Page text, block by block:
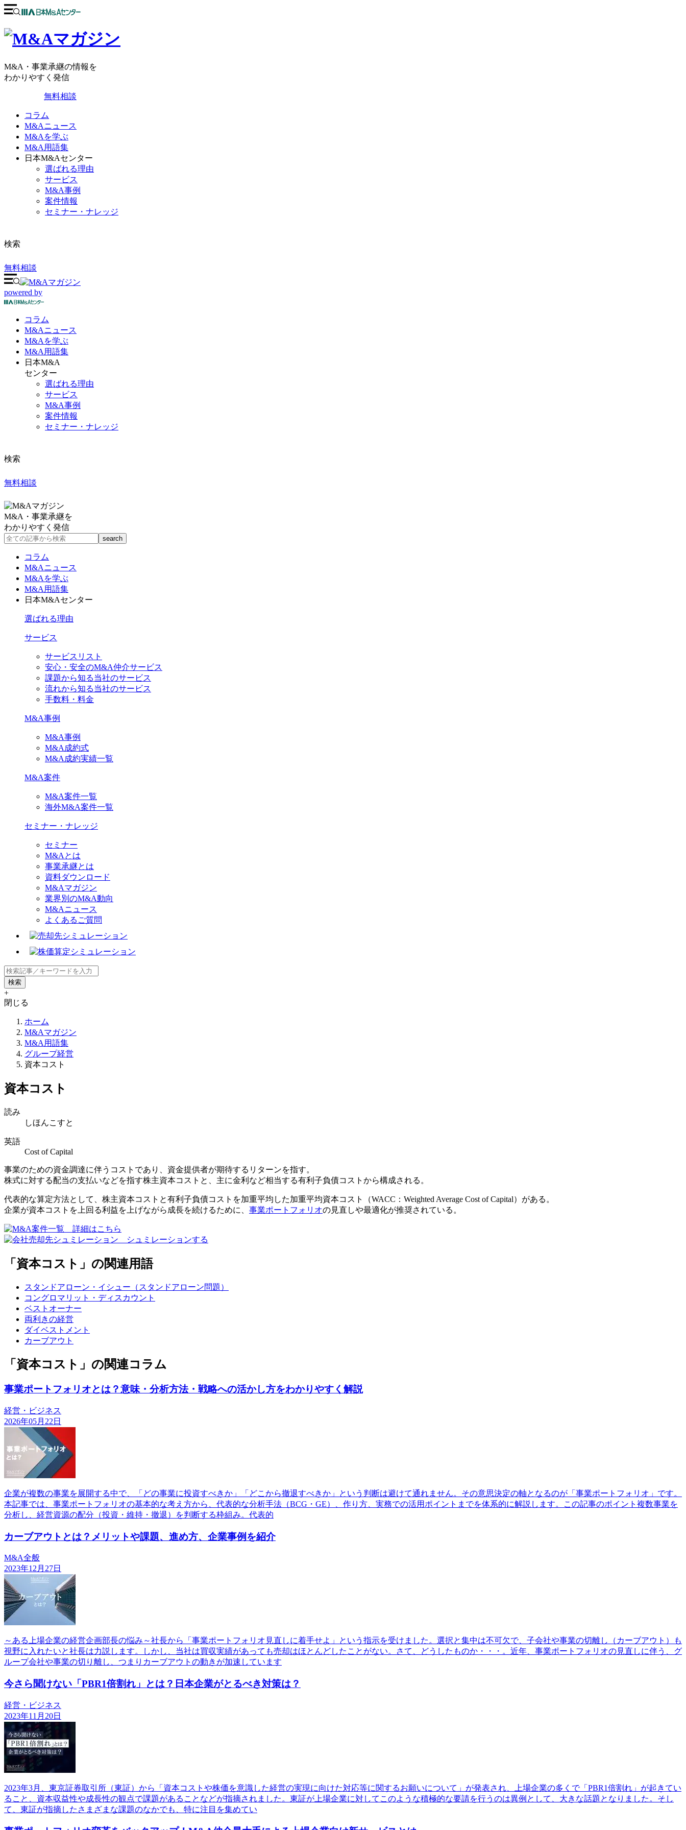
M&A・事業承継の情報を
わかりやすく発信
無料相談
コラム
M&Aニュース
M&Aを学ぶ
M&A用語集
日本M&Aセンター
選ばれる理由
サービス
M&A事例
案件情報
セミナー・ナレッジ
検索
無料相談
powered by
コラム
M&Aニュース
M&Aを学ぶ
M&A 用語集
日本M&A
センター
選ばれる理由
サービス
M&A事例
案件情報
セミナー・ナレッジ
検索
無料相談
M&A・事業承継を
わかりやすく発信
コラム
M&Aニュース
M&Aを学ぶ
M&A用語集
日本M&Aセンター
選ばれる理由
サービス
サービスリスト
安心・安全のM&A仲介サービス
課題から知る当社のサービス
流れから知る当社のサービス
手数料・料金
M&A事例
M&A事例
M&A成約式
M&A成約実績一覧
M&A案件
M&A案件一覧
海外M&A案件一覧
セミナー・ナレッジ
セミナー
M&Aとは
事業承継とは
資料ダウンロード
M&Aマガジン
業界別のM&A動向
M&Aニュース
よくあるご質問
+
閉じる
ホーム
M&Aマガジン
M&A用語集
グループ経営
資本コスト
資本コスト
読み
しほんこすと
英語
Cost of Capital
事業のための資金調達に伴うコストであり、資金提供者が期待するリターンを指す。
株式に対する配当の支払いなどを指す株主資本コストと、主に金利など相当する有利子負債コストから構成される。
代表的な算定方法として、株主資本コストと有利子負債コストを加重平均した加重平均資本コスト（WACC：Weighted Average Cost of Capital）がある。
企業が資本コストを上回る利益を上げながら成長を続けるために、 事業ポートフォリオの見直しや最適化が推奨されている。
「資本コスト」の関連用語
スタンドアローン・イシュー（スタンドアローン問題）
コングロマリット・ディスカウント
ベストオーナー
両利きの経営
ダイベストメント
カーブアウト
「資本コスト」の関連コラム
事業ポートフォリオとは？意味・分析方法・戦略への活かし方をわかりやすく解説
経営・ビジネス
2026年05月22日
企業が複数の事業を展開する中で、「どの事業に投資すべきか」「どこから撤退すべきか」という判断は避けて通れません。その意思決定の軸となるのが「事業ポートフォリオ」です。
本記事では、事業ポートフォリオの基本的な考え方から、代表的な分析手法（BCG・GE）、作り方、実務での活用ポイントまでを体系的に解説します。この記事のポイント複数事業を
分析し、経営資源の配分（投資・維持・撤退）を判断する枠組み。代表的
カーブアウトとは？メリットや課題、進め方、企業事例を紹介
M&A全般
2023年12月27日
～ある上場企業の経営企画部長の悩み～社長から「事業ポートフォリオ見直しに着手せよ」という指示を受けました。選択と集中は不可欠で、子会社や事業の切離し（カーブアウト）も
視野に入れたいと社長は力説します。しかし、当社は買収実績があっても売却はほとんどしたことがない。さて、どうしたものか・・・。近年、事業ポートフォリオの見直しに伴う、グ
ループ会社や事業の切り離し、つまりカーブアウトの動きが加速しています
今さら聞けない「PBR1倍割れ」とは？日本企業がとるべき対策は？
経営・ビジネス
2023年11月20日
2023年3月、東京証券取引所（東証）から「資本コストや株価を意識した経営の実現に向けた対応等に関するお願いについて」が発表され、上場企業の多くで「PBR1倍割れ」が起きてい
ること、資本収益性や成長性の観点で課題があることなどが指摘されました。東証が上場企業に対してこのような積極的な要請を行うのは異例として、大きな話題となりました。そし
て、東証が指摘したさまざまな課題のなかでも、特に注目を集めてい